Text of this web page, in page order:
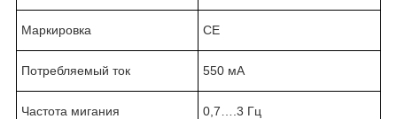
Маркировка CE
Потребляемый ток 550 мА
Частота мигания 0,7….3 Гц